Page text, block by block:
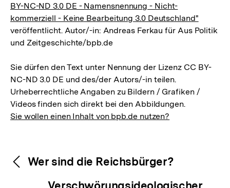
BY-NC-ND 3.0 DE - Namensnennung - Nicht-
kommerziell - Keine Bearbeitung 3.0 Deutschland"
veröffentlicht. Autor/-in: Andreas Ferkau für Aus Politik
und Zeitgeschichte/bpb.de
Sie dürfen den Text unter Nennung der Lizenz CC BY-
NC-ND 3.0 DE und des/der Autors/-in teilen.
Urheberrechtliche Angaben zu Bildern / Grafiken /
Videos finden sich direkt bei den Abbildungen.
Sie wollen einen Inhalt von bpb.de nutzen?
Inhaltsnavigation
Inhaltsnavigation
Wer sind die Reichsbürger?